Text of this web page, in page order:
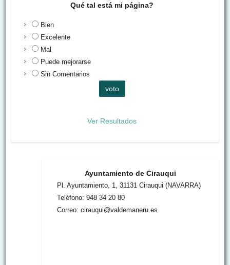
Qué tal está mi página?
Bien
Excelente
Mal
Puede mejorarse
Sin Comentarios
Ver Resultados
Ayuntamiento de Cirauqui
Pl. Ayuntamiento, 1, 31131 Cirauqui (NAVARRA)
Teléfono: 948 34 20 80
Correo: cirauqui@valdemaneru.es